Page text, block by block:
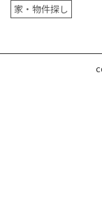
家・物件探し